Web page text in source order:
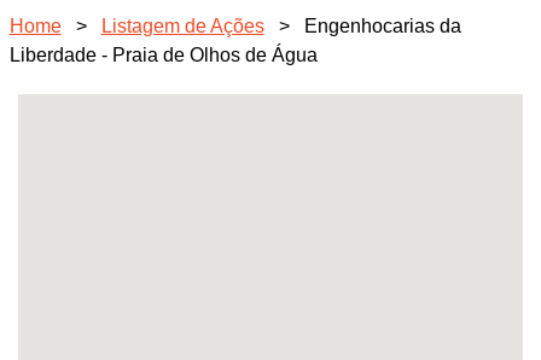
Home > Listagem de Ações >
Engenhocarias da
Liberdade - Praia de Olhos de Água